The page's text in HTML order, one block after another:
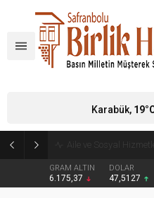
GRAM ALTIN
6.175,37
DOLAR
47,5127
Karabük, 19